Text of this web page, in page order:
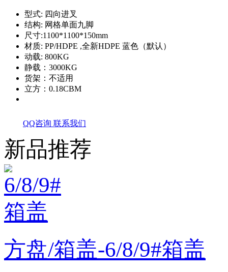
型式: 四向进叉
结构: 网格单面九脚
尺寸:1100*1100*150mm
材质: PP/HDPE ,全新HDPE 蓝色（默认）
动载: 800KG
静载：3000KG
货架：不适用
立方：0.18CBM
QQ咨询 联系我们
新品推荐
方盘/箱盖-6/8/9#箱盖